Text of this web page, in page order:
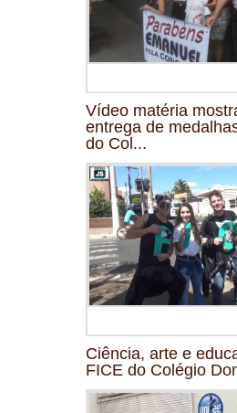
Vídeo matéria
entrega de
do Col...
Ciência, arte e
FICE do Colégio